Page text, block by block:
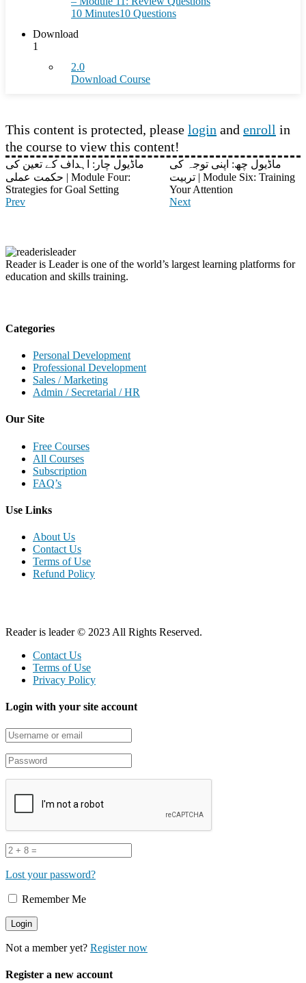
10 Minutes10 Questions
Download
1
2.0
Download Course
This content is protected, please login and enroll in
the course to view this content!
ماڈیول چار: اہداف کے تعین کی
حکمت عملی | Module Four:
Strategies for Goal Setting
Prev
ماڈیول چھ: اپنی توجہ کی
تربیت | Module Six: Training
Your Attention
Next
Reader is Leader is one of the world’s largest learning platforms for
education and skills training.
Categories
Personal Development
Professional Development
Sales / Marketing
Admin / Secretarial / HR
Our Site
Free Courses
All Courses
Subscription
FAQ’s
Use Links
About Us
Contact Us
Terms of Use
Refund Policy
Reader is leader © 2023 All Rights Reserved.
Contact Us
Terms of Use
Privacy Policy
Login with your site account
Lost your password?
Remember Me
Not a member yet? Register now
Register a new account